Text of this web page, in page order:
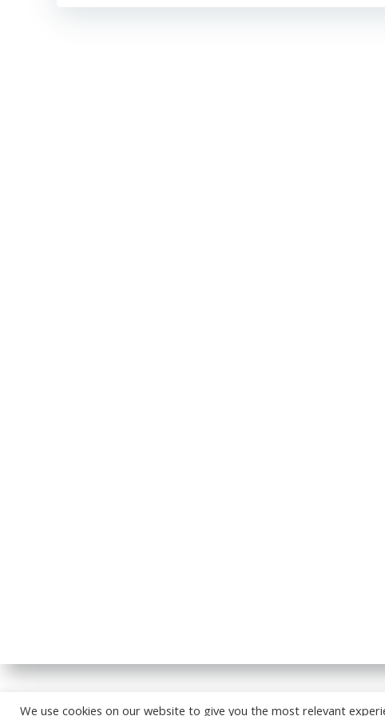
© 2026
We use cookies on our website to give you the most relevant